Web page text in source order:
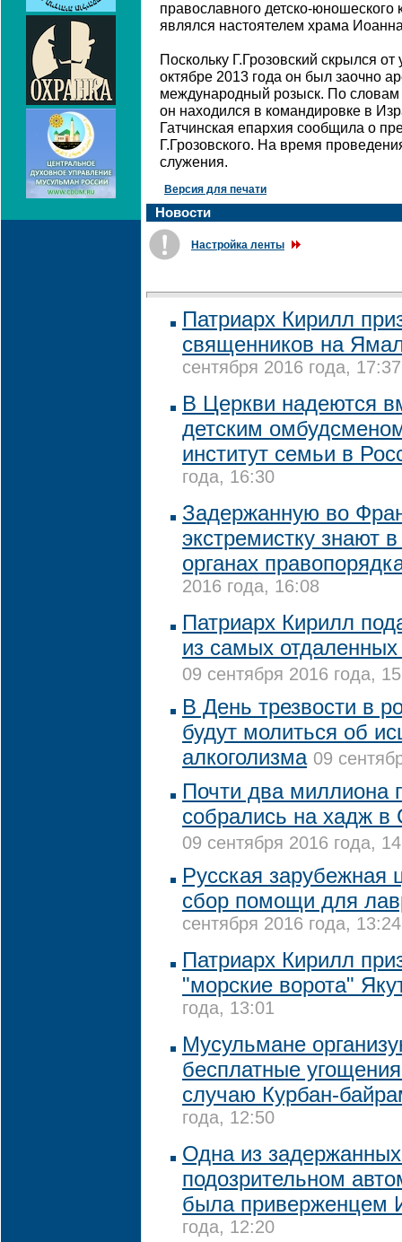
православного детско-
являлся настоятелем храма
Поскольку Г.Грозовский скрылся
октябре 2013 года он был заочно
международный розыск. По
он находился в командировке в
Гатчинская епархия сообщила о
Г.Грозовского. На время
служения.
Версия для печати
Новости
Настройка ленты
Патриарх Кирилл
священников на
сентября 2016 года, 17:37
В Церкви надеются
детским
институт семьи в
года, 16:30
Задержанную во
экстремистку знают
органах
2016 года, 16:08
Патриарх Кирилл
из самых
09 сентября 2016 года,
В День трезвости в
будут молиться об
алкоголизма 09
Почти два миллиона
собрались на хадж в
09 сентября 2016 года,
Русская зарубежная
сбор помощи для
сентября 2016 года, 13:24
Патриарх Кирилл
"морские ворота"
года, 13:01
Мусульмане
бесплатные
случаю Курбан-
года, 12:50
Одна из
подозрительном
была приверженцем
года, 12:20